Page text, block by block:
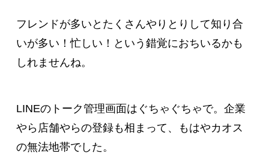
フレンドが多いとたくさんやりとりして知り合
いが多い！忙しい！という錯覚におちいるかも
しれませんね。
LINEのトーク管理画面はぐちゃぐちゃで。企業
やら店舗やらの登録も相まって、もはやカオス
の無法地帯でした。